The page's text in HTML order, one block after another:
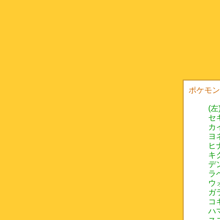
ポケモ
(
セ
カ
ヨ
ヒ
キ
デ
ラ
ウ
ガ
コ
ハ